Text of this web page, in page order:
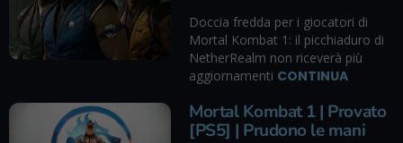
Doccia fredda per i giocatori di
Mortal Kombat 1: il picchiaduro di
NetherRealm non riceverà più
aggiornamenti CONTINUA
Mortal Kombat 1 | Provato
[PS5] | Prudono le mani